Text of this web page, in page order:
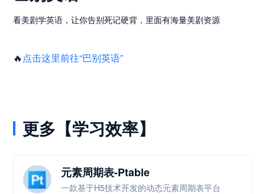
看美剧学英语，让你告别死记硬背，里面有海量美剧资源
🔥 点击这里前往“巴别英语”
更多【学习效率】
元素周期表-Ptable
一款基于H5技术开发的动态元素周期表平台